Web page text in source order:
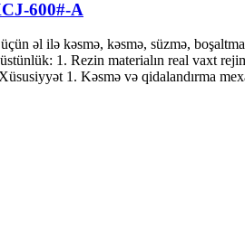
600#-A
əl ilə kəsmə, kəsmə, süzmə,
1. Rezin materialın real vaxt
1. Kəsmə və qidalandırma